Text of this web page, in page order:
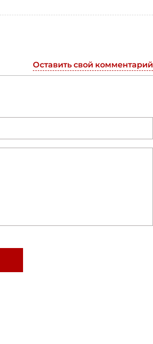
Оставить свой комментарий